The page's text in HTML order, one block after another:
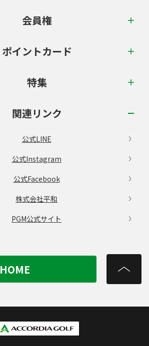
会員権
ポイントカード
特集
関連リンク
公式LINE
公式Instagram
公式Facebook
株式会社平和
PGM公式サイト
HOME